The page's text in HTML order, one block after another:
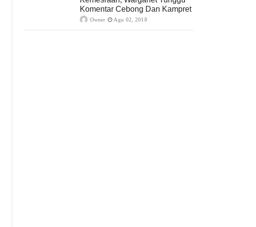
Komentar Cebong Dan Kampret
Owner Agu 02, 2018